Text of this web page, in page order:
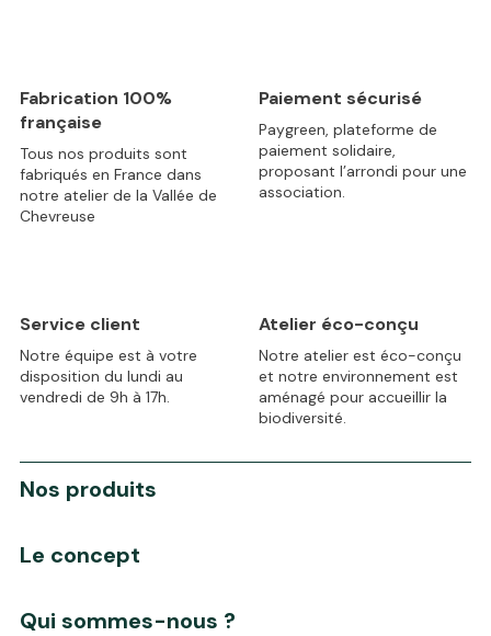
Fabrication 100%
française
Tous nos produits sont
fabriqués en France dans
notre atelier de la Vallée de
Chevreuse
Paiement sécurisé
Paygreen, plateforme de
paiement solidaire,
proposant l’arrondi pour une
association.
Service client
Notre équipe est à votre
disposition du lundi au
vendredi de 9h à 17h.
Atelier éco-conçu
Notre atelier est éco-conçu
et notre environnement est
aménagé pour accueillir la
biodiversité.
Nos produits
Le concept
Qui sommes-nous ?